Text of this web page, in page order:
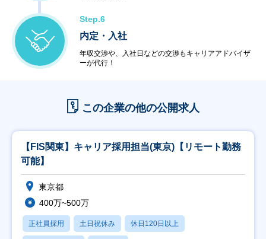
Step.6
内定・入社
年収交渉や、入社日などの交渉もキャリアアドバイザ
ーが代行！
この企業の他の公開求人
【FIS関東】キャリア採用担当(東京)【リモート勤務
可能】
東京都
400万~500万
正社員採用 土日祝休み 休日120日以上